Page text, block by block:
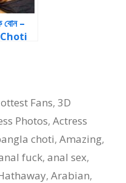
বোন –
Fans,3D
Photos, Actress
choti, Amazing,
fuck, anal sex,
, Arabian,